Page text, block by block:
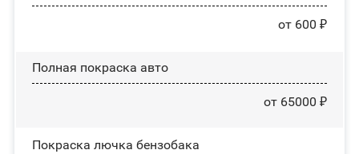
от 600 ₽
Полная покраска авто
от 65000 ₽
Покраска лючка бензобака